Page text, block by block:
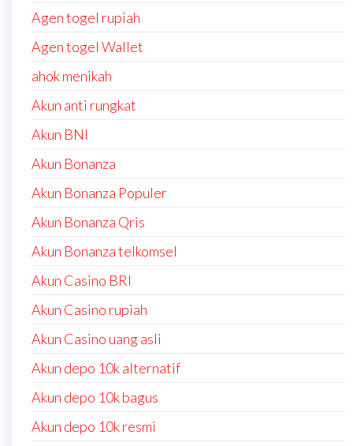
Agen togel rupiah
Agen togel Wallet
ahok menikah
Akun anti rungkat
Akun BNI
Akun Bonanza
Akun Bonanza Populer
Akun Bonanza Qris
Akun Bonanza telkomsel
Akun Casino BRI
Akun Casino rupiah
Akun Casino uang asli
Akun depo 10k alternatif
Akun depo 10k bagus
Akun depo 10k resmi